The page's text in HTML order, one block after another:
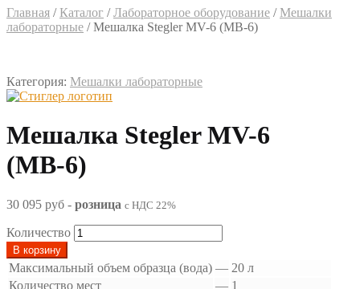
Главная / Каталог /Лабораторное оборудование / Мешалки
лабораторные /Мешалка Stegler MV-6 (МВ-6)
Категория: Мешалки лабораторные
Мешалка Stegler MV-6
(МВ-6)
30 095 руб - розница с НДС 22%
Количество
В корзину
Максимальный объем образца (вода) — 20 л
Количество мест
— 1